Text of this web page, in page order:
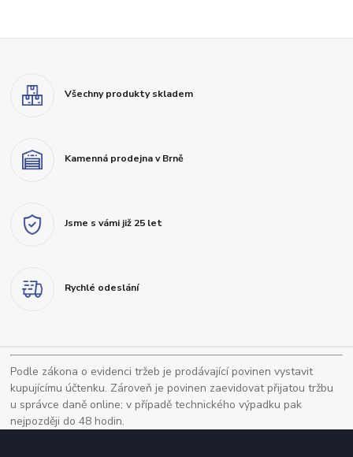
Všechny produkty skladem
Kamenná prodejna v Brně
Jsme s vámi již 25 let
Rychlé odeslání
Podle zákona o evidenci tržeb je prodávající povinen vystavit
kupujícímu účtenku. Zároveň je povinen zaevidovat přijatou tržbu
u správce daně online; v případě technického výpadku pak
nejpozději do 48 hodin.